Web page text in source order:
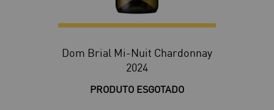
Dom Brial Mi-Nuit Chardonnay
2024
PRODUTO ESGOTADO